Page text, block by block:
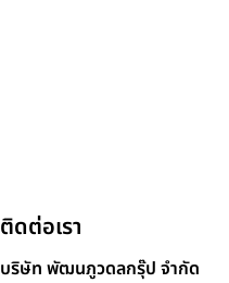
ติดต่อเรา
บริษัท พัฒนภูวดลกรุ๊ป จำกัด